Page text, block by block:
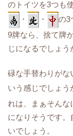
のトイツを3つも
・
・
の3
9牌なら、捨て牌
じになるでしょう
碌な手替わりがな
いう感じでしょう
れは、まぁそんな
になりそうです。
いでしょう。